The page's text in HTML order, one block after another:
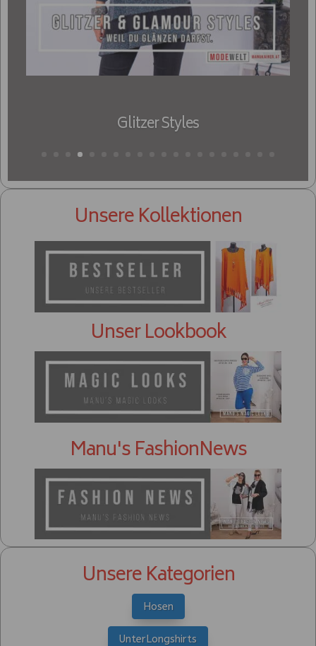
Unsere Kollektionen
Unser Lookbook
Manu's FashionNews
Unsere Kategorien
Hosen
UnterLongshirts